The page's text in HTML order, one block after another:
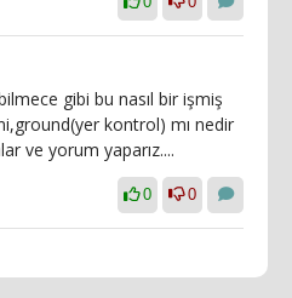
gibi bu nasıl bir işmiş
kontrol) mı nedir
ve yorum yaparız....
0 0